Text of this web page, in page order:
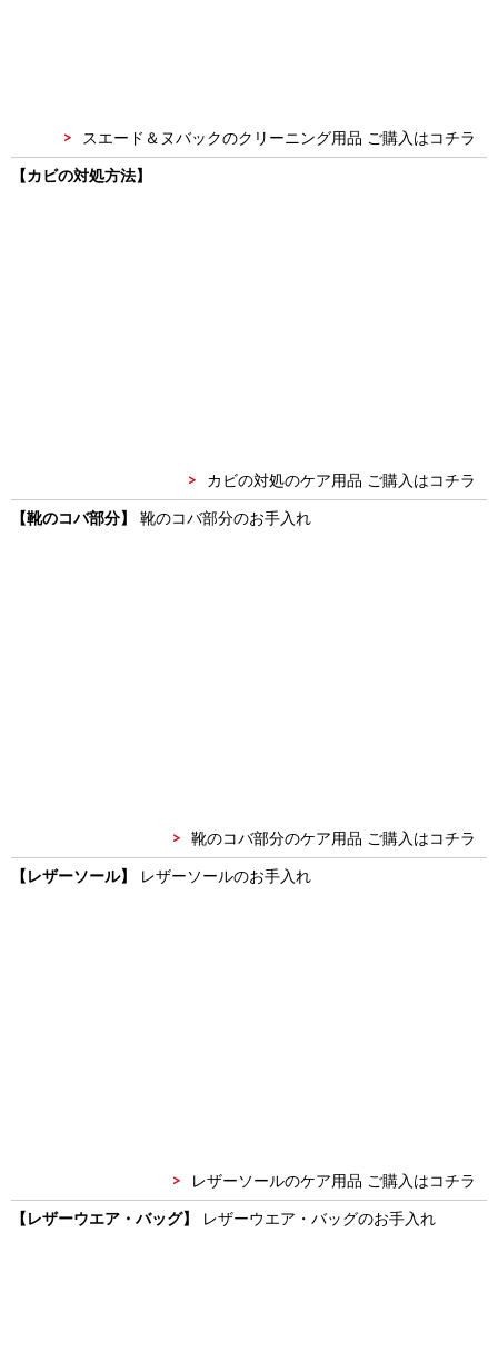
スエード＆ヌバックのクリーニング用品 ご購入はコチラ
【カビの対処方法】
カビの対処のケア用品 ご購入はコチラ
【靴のコバ部分】 靴のコバ部分のお手入れ
靴のコバ部分のケア用品 ご購入はコチラ
【レザーソール】 レザーソールのお手入れ
レザーソールのケア用品 ご購入はコチラ
【レザーウエア・バッグ】 レザーウエア・バッグのお手入れ